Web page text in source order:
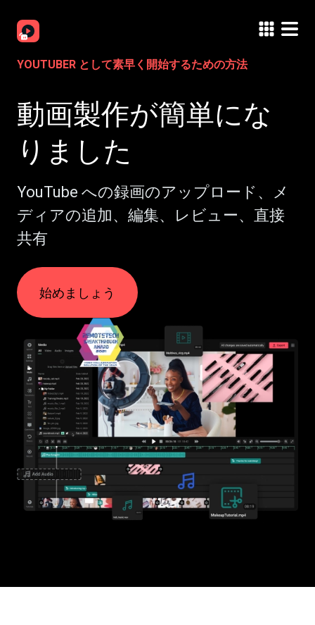
YOUTUBER として素早く開始するための方法
動画製作が簡単にな
りました
YouTube への録画のアップロード、メ
ディアの追加、編集、レビュー、直接
共有
始めましょう